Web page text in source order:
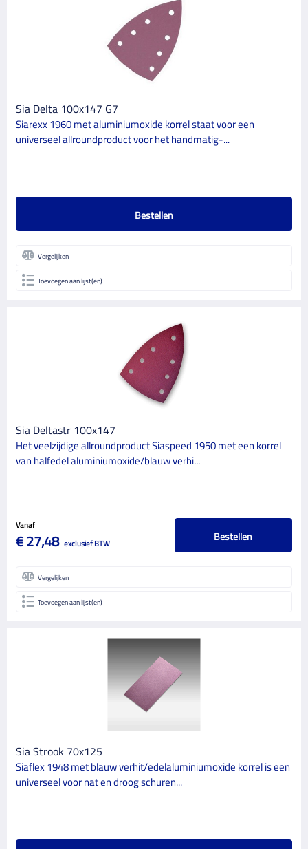
Sia Delta 100x147 G7
Siarexx 1960 met aluminiumoxide korrel staat voor een
universeel allroundproduct voor het handmatig-...
Bestellen
Vergelijken
Toevoegen aan lijst(en)
Sia Deltastr 100x147
Het veelzijdige allroundproduct Siaspeed 1950 met een korrel
van halfedel aluminiumoxide/blauw verhi...
Vanaf
€ 27,48 exclusief BTW Bestellen
Vergelijken
Toevoegen aan lijst(en)
Sia Strook 70x125
Siaflex 1948 met blauw verhit/edelaluminiumoxide korrel is een
universeel voor nat en droog schuren...